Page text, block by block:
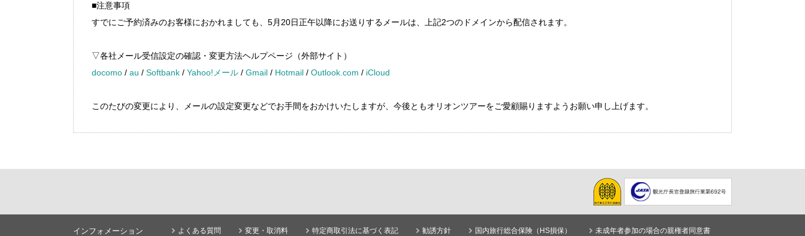
■注意事項
すでにご予約済みのお客様におかれましても、5月20日正午以降にお送りするメールは、上記2つのドメインから配信されます。
▽各社メール受信設定の確認・変更方法ヘルプページ（外部サイト）
docomo / au / Softbank / Yahoo!メール / Gmail / Hotmail / Outlook.com / iCloud
このたびの変更により、メールの設定変更などでお手間をおかけいたしますが、今後ともオリオンツアーをご愛顧賜りますようお願い申し上げます。
インフォメーション よくある質問 変更・取消料 特定商取引法に基づく表記 勧誘方針 国内旅行総合保険（HS損保） 未成年者参加の場合の親権者同意書